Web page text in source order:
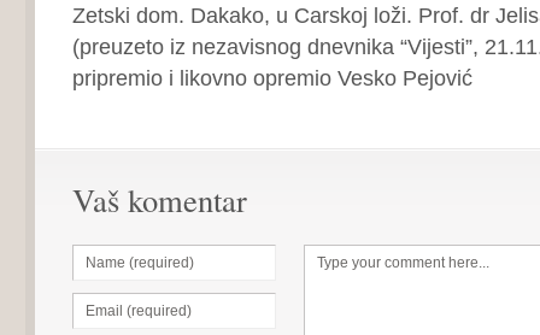
Zetski dom. Dakako, u Carskoj loži. Prof. dr
(preuzeto iz nezavisnog dnevnika “Vijesti”,
pripremio i likovno opremio Vesko Pejović
Vaš komentar